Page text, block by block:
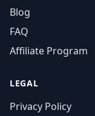
Blog
FAQ
Affiliate Program
LEGAL
Privacy Policy